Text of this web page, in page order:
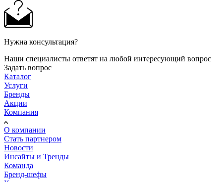
Нужна консультация?
Наши специалисты ответят на любой интересующий вопрос
Задать вопрос
Каталог
Услуги
Бренды
Акции
Компания
О компании
Стать партнером
Новости
Инсайты и Тренды
Команда
Бренд-шефы